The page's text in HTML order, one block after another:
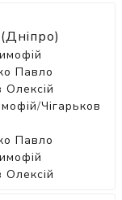
Павло
Олексій
/Чігарьков
Павло
Олексій